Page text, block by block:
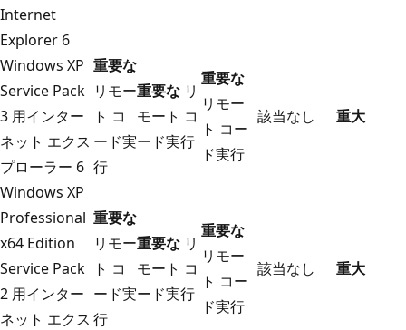
Internet
Explorer 6
Windows XP
Service Pack
3 用インター
ネット エクス
プローラー 6
重要な
リモー
ト コ
ード実
行
重要な リ
モート コ
ード実行
重要な
リモー
ト コー
ド実行
該当なし 重大
Windows XP
Professional
x64 Edition
Service Pack
2 用インター
ネット エクス
重要な
リモー
ト コ
ード実
行
重要な リ
モート コ
ード実行
重要な
リモー
ト コー
ド実行
該当なし 重大